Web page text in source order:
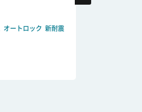
オートロック 新耐震